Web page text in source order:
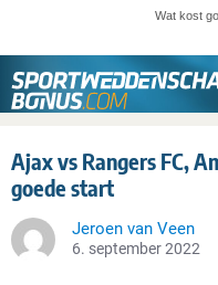
Wat kost
Ajax vs Rangers FC,
goede start
Jeroen van Veen
6. september 2022